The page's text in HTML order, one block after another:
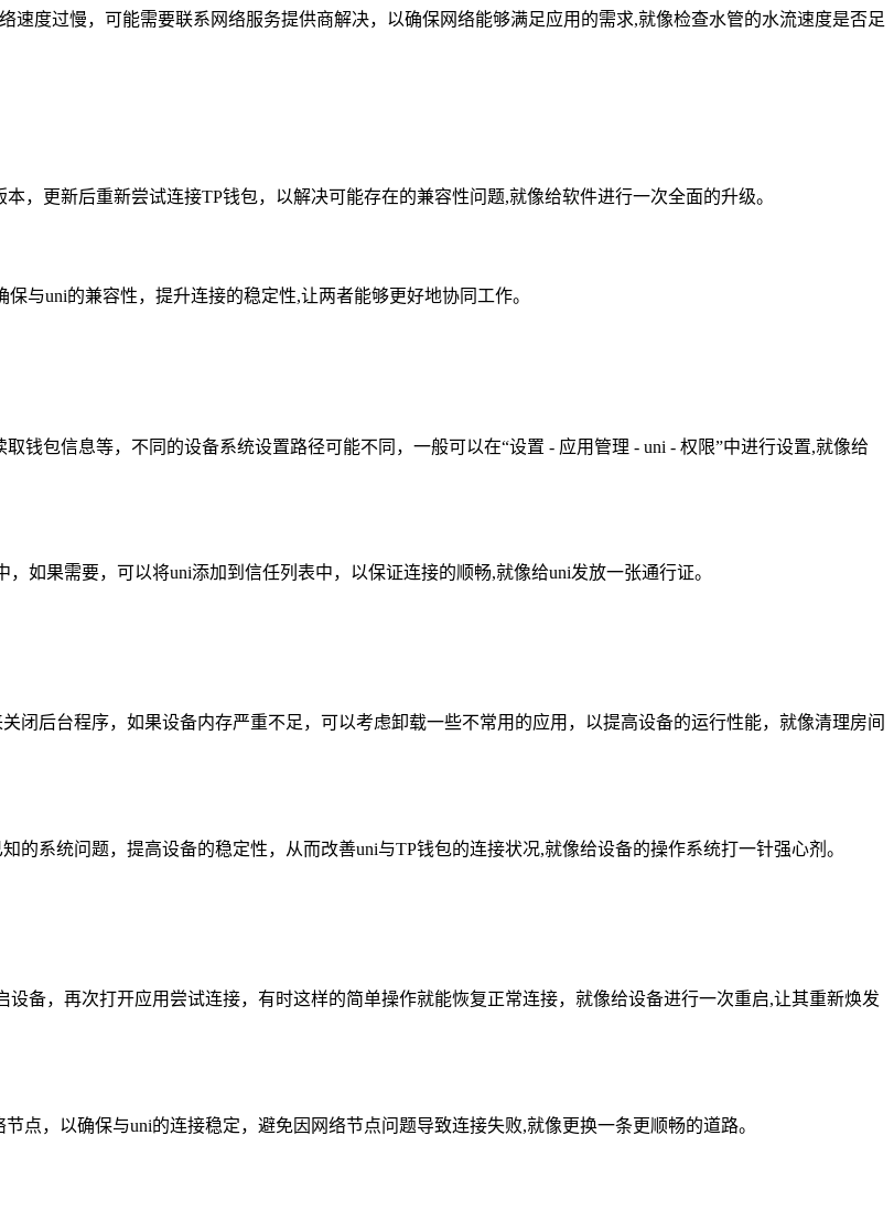
速度过慢，可能需要联系网络服务提供商解决，以确保网络能够满足应用的需求,就像检查水管的水流速度是否足
，更新后重新尝试连接TP钱包，以解决可能存在的兼容性问题,就像给软件进行一次全面的升级。
与uni的兼容性，提升连接的稳定性,让两者能够更好地协同工作。
钱包信息等，不同的设备系统设置路径可能不同，一般可以在“设置 - 应用管理 - uni - 权限”中进行设置,就像给
如果需要，可以将uni添加到信任列表中，以保证连接的顺畅,就像给uni发放一张通行证。
闭后台程序，如果设备内存严重不足，可以考虑卸载一些不常用的应用，以提高设备的运行性能，就像清理房间
系统问题，提高设备的稳定性，从而改善uni与TP钱包的连接状况,就像给设备的操作系统打一针强心剂。
备，再次打开应用尝试连接，有时这样的简单操作就能恢复正常连接，就像给设备进行一次重启,让其重新焕发
点，以确保与uni的连接稳定，避免因网络节点问题导致连接失败,就像更换一条更顺畅的道路。